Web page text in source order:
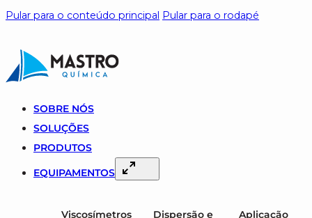
Pular para o conteúdo principal Pular para o rodapé
SOBRE NÓS
SOLUÇÕES
PRODUTOS
EQUIPAMENTOS
Viscosímetros
Dispersão e
Aplicação